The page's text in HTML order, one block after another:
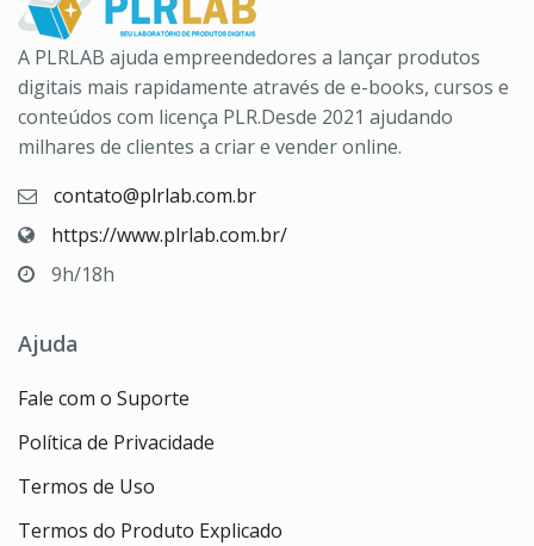
A PLRLAB ajuda empreendedores a lançar produtos
digitais mais rapidamente através de e-books, cursos e
conteúdos com licença PLR.Desde 2021 ajudando
milhares de clientes a criar e vender online.
contato@plrlab.com.br
https://www.plrlab.com.br/
9h/18h
Ajuda
Fale com o Suporte
Política de Privacidade
Termos de Uso
Termos do Produto Explicado